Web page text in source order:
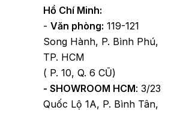
Hồ Chí Minh:
- Văn phòng: 119-121
Song Hành, P. Bình Phú,
TP. HCM
( P. 10, Q. 6 CŨ)
- SHOWROOM HCM: 3/23
Quốc Lộ 1A, P. Bình Tân,